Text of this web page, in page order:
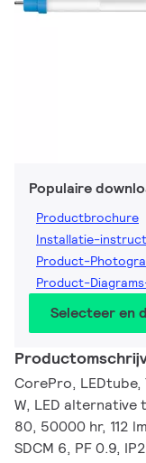
Populaire
Productbrochure
Installatie-
Product-
Product-
Selecteer en
CorePro, LEDtube,
W, LED alternative
80, 50000 hr, 112
SDCM 6, PF 0.9,